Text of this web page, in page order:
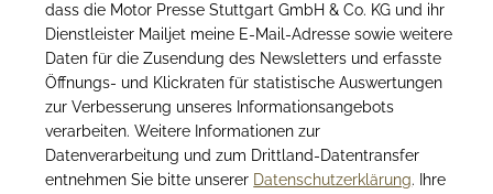
dass die Motor Presse Stuttgart GmbH & Co. KG und ihr
Dienstleister Mailjet meine E-Mail-Adresse sowie weitere
Daten für die Zusendung des Newsletters und erfasste
Öffnungs- und Klickraten für statistische Auswertungen
zur Verbesserung unseres Informationsangebots
verarbeiten. Weitere Informationen zur
Datenverarbeitung und zum Drittland-Datentransfer
entnehmen Sie bitte unserer Datenschutzerklärung. Ihre